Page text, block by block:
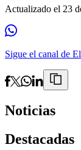
Actualizado el 23
Sigue el canal de
Noticias
Destacadas